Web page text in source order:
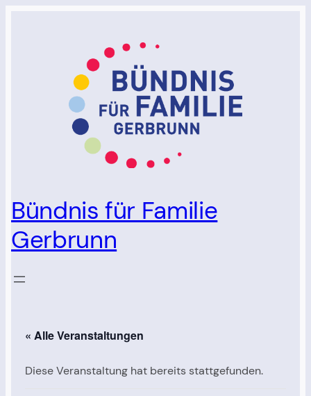
Bündnis für Familie
Gerbrunn
« Alle Veranstaltungen
Diese Veranstaltung hat bereits stattgefunden.